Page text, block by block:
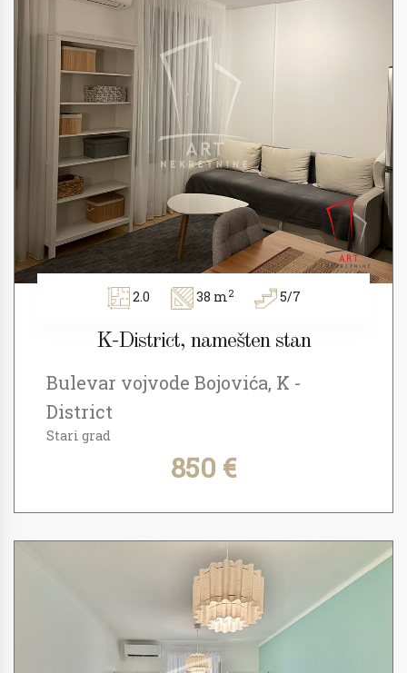
2.0 38 m2 5/7
K-District, namešten stan
Bulevar vojvode Bojovića, K -
District
Stari grad
850 €